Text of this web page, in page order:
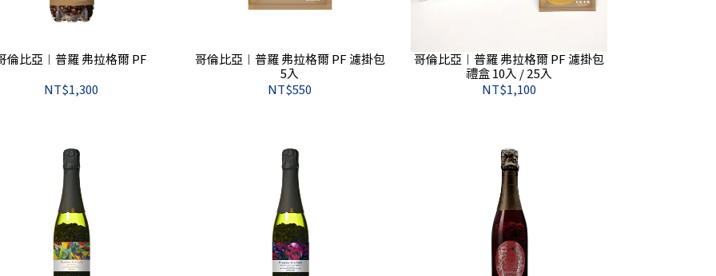
倫比亞︱普羅 弗拉格爾 PF
NT$1,300
哥倫比亞︱普羅 弗拉格爾 PF 濾掛包
5入
NT$550
哥倫比亞︱普羅 弗拉格爾 PF 濾掛包
禮盒 10入 / 25入
NT$1,100